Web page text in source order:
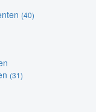
(40)
(31)